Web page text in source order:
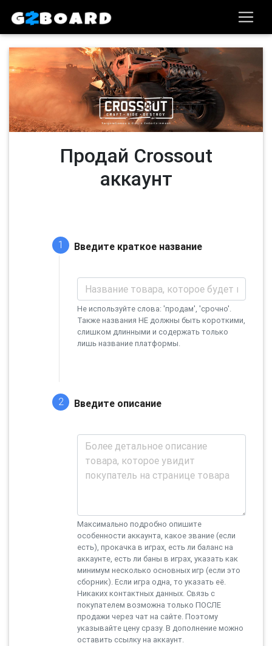
Продай Crossout
аккаунт
1 Введите краткое название
Не используйте слова: 'продам', 'срочно'.
Также названия НЕ должны быть короткими,
слишком длинными и содержать только
лишь название платформы.
2 Введите описание
Максимально подробно опишите
особенности аккаунта, какое звание (если
есть), прокачка в играх, есть ли баланс на
аккаунте, есть ли баны в играх, указать как
минимум несколько основных игр (если это
сборник). Если игра одна, то указать её.
Никаких контактных данных. Связь с
покупателем возможна только ПОСЛЕ
продажи через чат на сайте. Поэтому
указывайте цену сразу. В дополнение можно
оставить ссылку на аккаунт.